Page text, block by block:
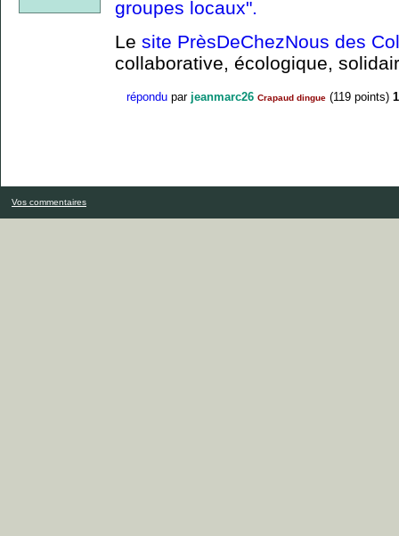
groupes locaux".
Le site PrèsDeChezNous des
collaborative, écologique,
répondu par jeanmarc26 Crapaud dingue (119 points)
Vos commentaires